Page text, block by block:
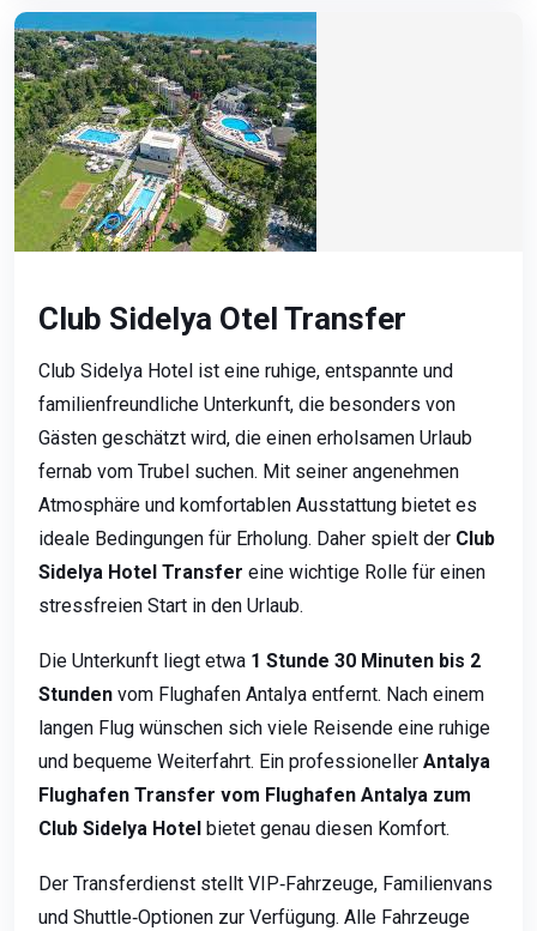
Club Sidelya Otel Transfer
Club Sidelya Hotel ist eine ruhige, entspannte und
familienfreundliche Unterkunft, die besonders von
Gästen geschätzt wird, die einen erholsamen Urlaub
fernab vom Trubel suchen. Mit seiner angenehmen
Atmosphäre und komfortablen Ausstattung bietet es
ideale Bedingungen für Erholung. Daher spielt der Club
Sidelya Hotel Transfer eine wichtige Rolle für einen
stressfreien Start in den Urlaub.
Die Unterkunft liegt etwa 1 Stunde 30 Minuten bis 2
Stunden vom Flughafen Antalya entfernt. Nach einem
langen Flug wünschen sich viele Reisende eine ruhige
und bequeme Weiterfahrt. Ein professioneller Antalya
Flughafen Transfer vom Flughafen Antalya zum
Club Sidelya Hotel bietet genau diesen Komfort.
Der Transferdienst stellt VIP‑Fahrzeuge, Familienvans
und Shuttle‑Optionen zur Verfügung. Alle Fahrzeuge